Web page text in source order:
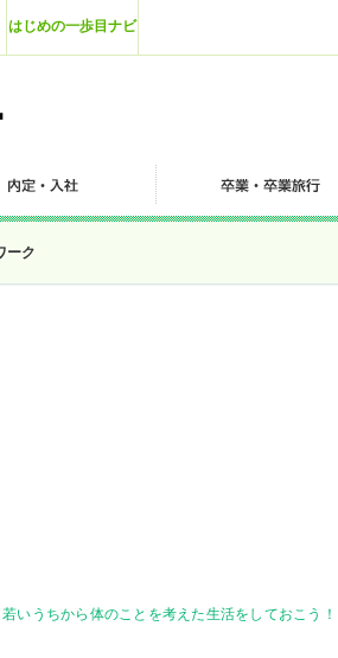
はじめの一歩目ナビ
ーク
いうちから体のことを考えた生活をしておこう